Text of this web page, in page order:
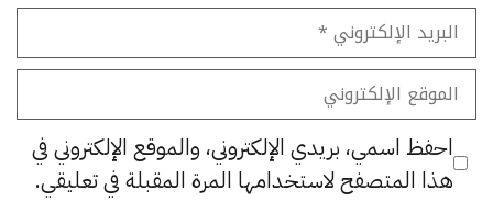
البريد
الإلكتروني
الموقع
الإلكتروني
احفظ اسمي، بريدي الإلكتروني، والموقع الإلكتروني في
هذا المتصفح لاستخدامها المرة المقبلة في تعليقي.